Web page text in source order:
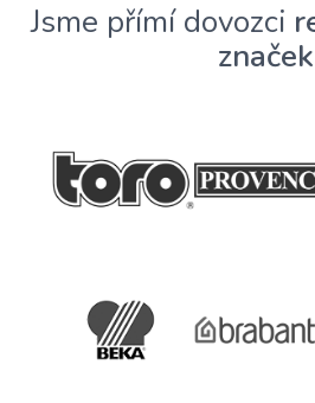
Jsme přímí dovozci
značek